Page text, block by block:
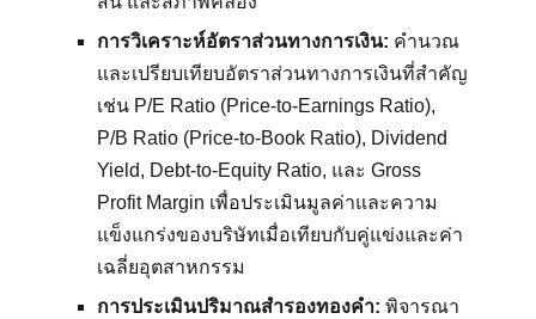
การวิเคราะห์อัตราส่วนทางการเงิน: คำนวณ
และเปรียบเทียบอัตราส่วนทางการเงินที่สำคัญ
เช่น P/E Ratio (Price-to-Earnings Ratio),
P/B Ratio (Price-to-Book Ratio), Dividend
Yield, Debt-to-Equity Ratio, และ Gross
Profit Margin เพื่อประเมินมูลค่าและความ
แข็งแกร่งของบริษัทเมื่อเทียบกับคู่แข่งและค่า
เฉลี่ยอุตสาหกรรม
การประเมินปริมาณสำรองทองคำ: พิจารณา